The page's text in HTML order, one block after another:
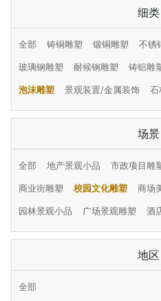
细类
全部 铸铜雕塑 锻铜雕塑 不锈
玻璃钢雕塑 耐候钢雕塑 铸铝雕
泡沫雕塑 景观装置/金属装饰 石
场景
全部 地产景观小品 市政项目雕
商业街雕塑 校园文化雕塑 商场
园林景观小品 广场景观雕塑 酒
地区
全部